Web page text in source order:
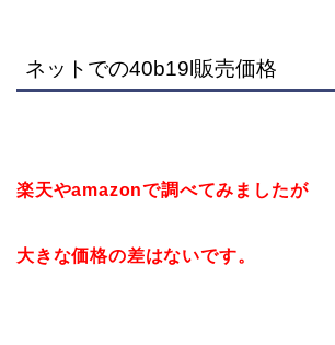
ネットでの40b19l販売価格
楽天やamazonで調べてみましたが
大きな価格の差はないです。